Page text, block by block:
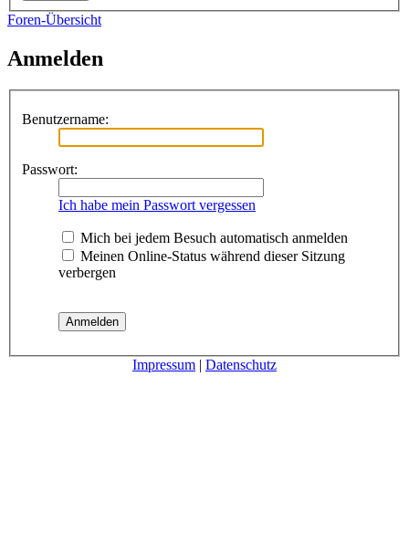
Foren-Übersicht
Anmelden
Benutzername:
Passwort:
Ich habe mein Passwort vergessen
Mich bei jedem Besuch automatisch anmelden
Meinen Online-Status während dieser Sitzung
verbergen
Impressum | Datenschutz